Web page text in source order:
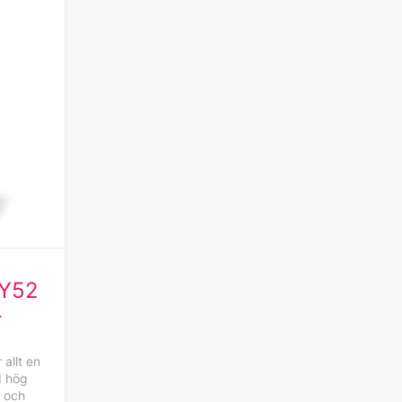
allt en
hög
och